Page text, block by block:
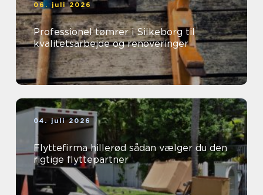
06. juli 2026
Professionel tømrer i Silkeborg til
kvalitetsarbejde og renoveringer
04. juli 2026
Flyttefirma hillerød sådan vælger du den
rigtige flyttepartner